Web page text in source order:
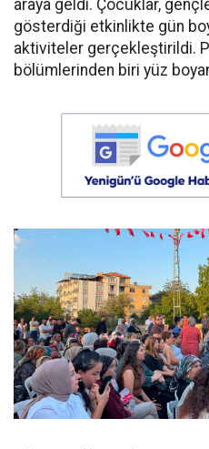
araya geldi. Çocuklar,
gösterdiği etkinlikte gün
aktiviteler gerçekleştirildi.
bölümlerinden biri yüz